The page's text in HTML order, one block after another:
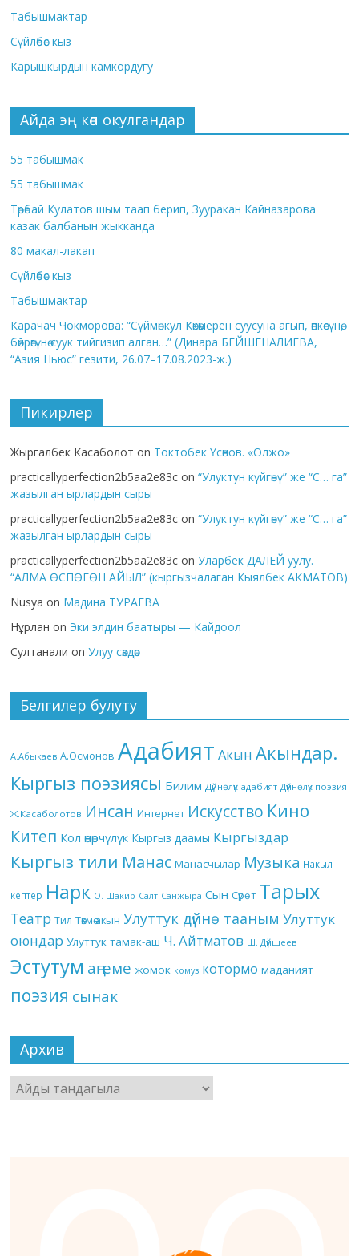
Табышмактар
Сүйлөбөс кыз
Карышкырдын камкордугу
Айда эң көп окулгандар
55 табышмак
55 табышмак
Төрөбай Кулатов шым таап берип, Зууракан Кайназарова
казак балбанын жыкканда
80 макал-лакап
Сүйлөбөс кыз
Табышмактар
Карачач Чокморова: “Сүймөнкул Көкөмерен суусуна агып, өпкөсүнө,
бөйрөгүнө суук тийгизип алган…” (Динара БЕЙШЕНАЛИЕВА,
“Азия Ньюс” гезити, 26.07–17.08.2023-ж.)
Пикирлер
Жыргалбек Касаболот on Токтобек Үсөнов. «Олжо»
practicallyperfection2b5aa2e83c on“Улуктун күйгөнү” же “С… га”
жазылган ырлардын сыры
practicallyperfection2b5aa2e83c on“Улуктун күйгөнү” же “С… га”
жазылган ырлардын сыры
practicallyperfection2b5aa2e83c onУларбек ДАЛЕЙ уулу.
“АЛМА ӨСПӨГӨН АЙЫЛ” (кыргызчалаган Кыялбек АКМАТОВ)
Nusya on Мадина ТУРАЕВА
Нұрлан on Эки элдин баатыры — Кайдоол
Султанали onУлуу сөздөр
Белгилер булуту
А.Абыкаев А.Осмонов Адабият Акын Акындар.
Кыргыз поэзиясы Билим Дүйнөлүк адабият Дүйнөлүк поэзия
Ж.Касаболотов Инсан Интернет Искусство Кино
Китеп Кол өнөрчүлүк Кыргыз даамы Кыргыздар
Кыргыз тили Манас Манасчылар Музыка Накыл
кептер Нарк О. Шакир Салт Санжыра Сын Сүрөт Тарых
Театр Тил Төкмө акын Улуттук дүйнө тааным Улуттук
оюндар Улуттук тамак-аш Ч. Айтматов Ш. Дүйшеев
Эстутум аңгеме жомок комуз котормо маданият
поэзия сынак
Архив
Архив